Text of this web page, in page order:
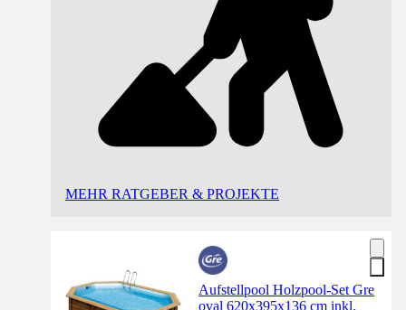
MEHR RATGEBER & PROJEKTE
Aufstellpool Holzpool-Set Gre
oval 620x395x136 cm inkl.